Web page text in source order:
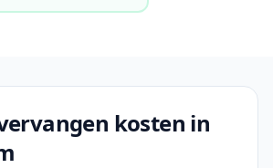
kosten in